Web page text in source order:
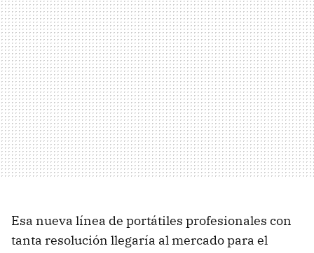
Esa nueva línea de portátiles profesionales con
tanta resolución llegaría al mercado para el